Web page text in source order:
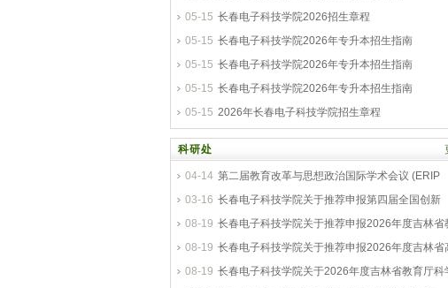
05-15 长春电子科技学院2026招生章程
05-15 长春电子科技学院2026年专升本招生指南
05-15 长春电子科技学院2026年专升本招生指南
05-15 长春电子科技学院2026年专升本招生指南
05-15 2026年长春电子科技学院招生章程
科研处
04-14 第二届教育改革与思想政治国际学术会议 (ERIP
03-16 长春电子科技学院关于推荐申报第四届全国创新
08-19 长春电子科技学院关于推荐申报2026年度吉林省
08-19 长春电子科技学院关于推荐申报2026年度吉林省
08-19 长春电子科技学院关于2026年度吉林省教育厅科